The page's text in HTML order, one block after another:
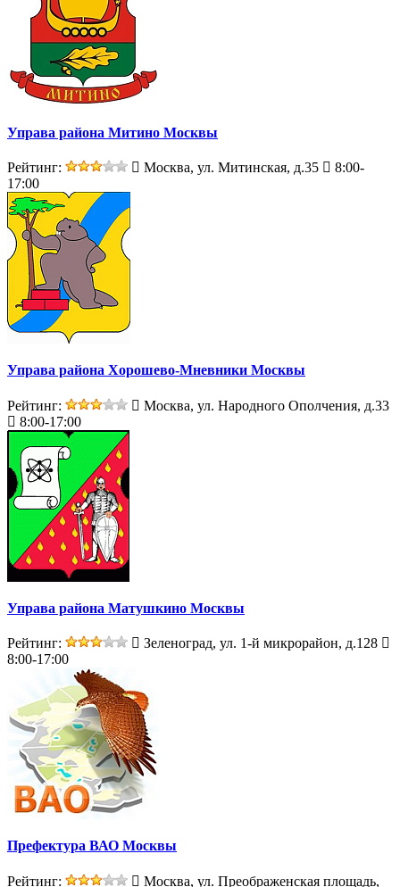
Управа района Митино Москвы
Рейтинг: Москва, ул. Митинская, д.35
8:00-
17:00
Управа района Хорошево-Мневники Москвы
Рейтинг:
Москва, ул. Народного Ополчения, д.33
8:00-17:00
Управа района Матушкино Москвы
Рейтинг:
Зеленоград, ул. 1-й микрорайон, д.128
8:00-17:00
Префектура ВАО Москвы
Рейтинг: Москва, ул. Преображенская площадь,